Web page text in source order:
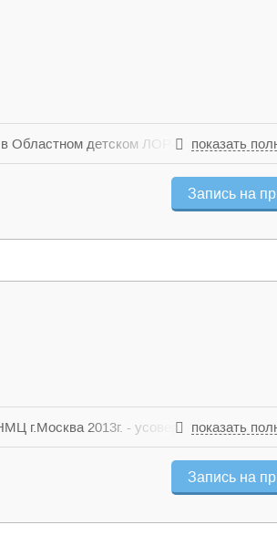
в Областном детском ЛОР-отделения ЦГБ
2000 года - заведующий Областного
время – главный врач нашей
Свердловской области. 1993
Лондонского факультета гомеопатии.
показать
Запись на
г.Москва 2013г. - усовершенствование
«Отоларингология»
показать
Запись на